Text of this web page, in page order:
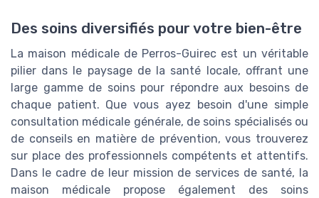
Des soins diversifiés pour votre bien-être
La maison médicale de Perros-Guirec est un véritable
pilier dans le paysage de la santé locale, offrant une
large gamme de soins pour répondre aux besoins de
chaque patient. Que vous ayez besoin d'une simple
consultation médicale générale, de soins spécialisés ou
de conseils en matière de prévention, vous trouverez
sur place des professionnels compétents et attentifs.
Dans le cadre de leur mission de services de santé, la
maison médicale propose également des soins